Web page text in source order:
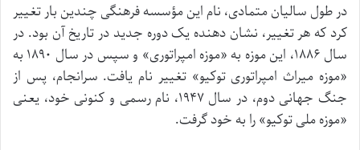
در طول سالیان متمادی، نام این مؤسسه فرهنگی چندین بار تغییر
کرد که هر تغییر، نشان دهنده یک دوره جدید در تاریخ آن بود. در
سال ۱۸۸۶، این موزه به «موزه امپراتوری» و سپس در سال ۱۸۹۰ به
«موزه میراث امپراتوری توکیو» تغییر نام یافت. سرانجام، پس از
جنگ جهانی دوم، در سال ۱۹۴۷، نام رسمی و کنونی خود، یعنی
«موزه ملی توکیو» را به خود گرفت.